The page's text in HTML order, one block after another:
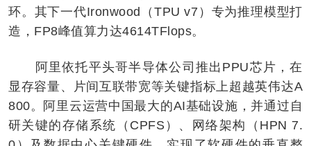
环。其下一代Ironwood（TPU v7）专为推理模型打
造，FP8峰值算力达4614TFlops。
阿里依托平头哥半导体公司推出PPU芯片，在
显存容量、片间互联带宽等关键指标上超越英伟达A
800。阿里云运营中国最大的AI基础设施，并通过自
研关键的存储系统（CPFS）、网络架构（HPN 7.